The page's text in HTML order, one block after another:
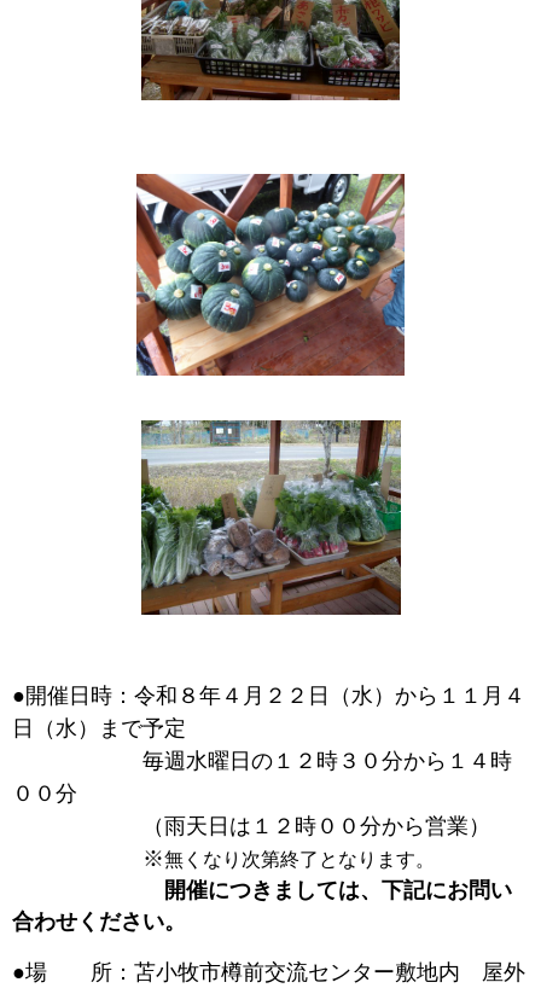
●開催日時：令和８年４月２２日（水）から１１月４
日（水）まで予定
毎週水曜日の１２時３０分から１４時
００分
（雨天日は１２時００分から営業）
※無くなり次第終了となります。
開催につきましては、 下記にお問い
合わせください。
●場 所：苫小牧市樽前交流センター敷地内 屋外